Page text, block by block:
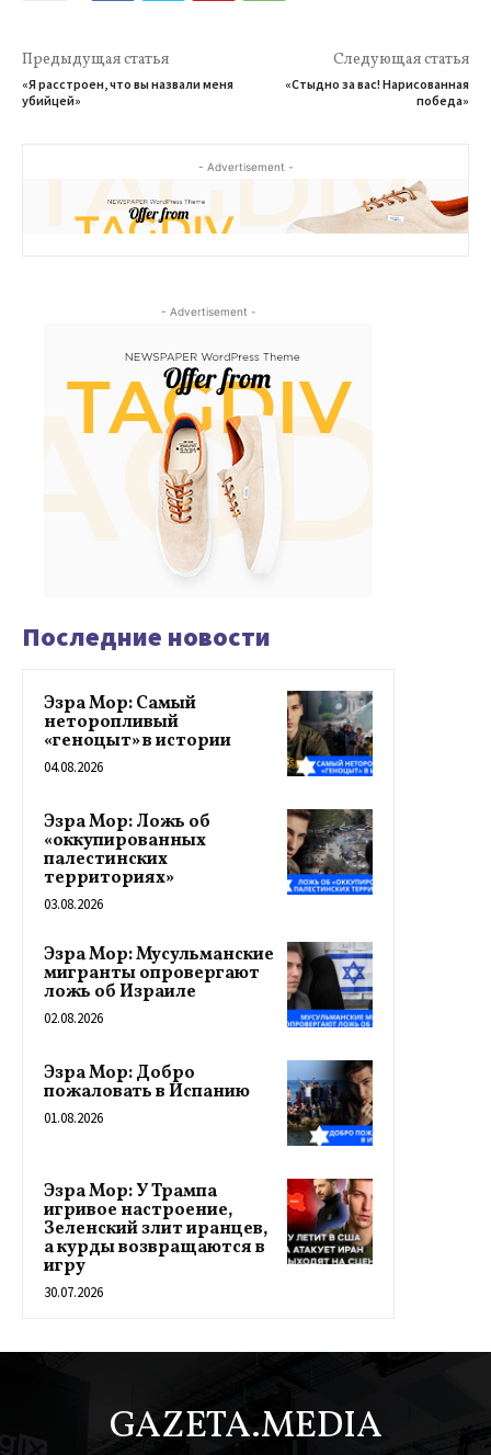
Предыдущая статья
«Я расстроен, что вы назвали меня
убийцей»
Следующая статья
«Стыдно за вас! Нарисованная
победа»
- Advertisement -
- Advertisement -
Последние новости
Эзра Мор: Самый
неторопливый
«геноцыт» в истории
04.08.2026
Эзра Мор: Ложь об
«оккупированных
палестинских
территориях»
03.08.2026
Эзра Мор: Мусульманские
мигранты опровергают
ложь об Израиле
02.08.2026
Эзра Мор: Добро
пожаловать в Испанию
01.08.2026
Эзра Мор: У Трампа
игривое настроение,
Зеленский злит иранцев,
а курды возвращаются в
игру
30.07.2026
GAZETA.MEDIA